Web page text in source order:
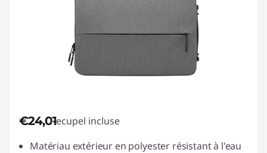
€24,01Recupel incluse
Matériau extérieur en polyester résistant à l'eau